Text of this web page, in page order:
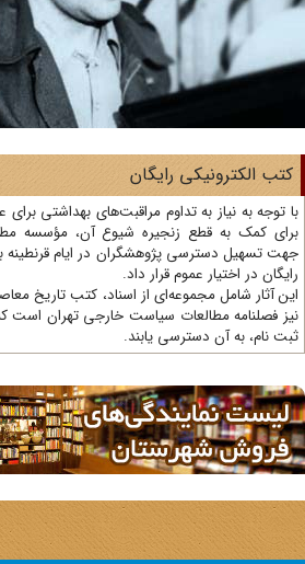
الکترونیکی رایگان
کمک به قطع زنجیره شیوع آن، مؤسسه
تسهیل دسترسی پژوهشگران در ایام قرنطینه
در اختیار عموم قرار داد.
آثار شامل مجموعه‌ای از اسناد، کتب تاریخ
فصلنامه مطالعات سیاست خارجی تهران است که
نام، به آن دسترسی یابند.